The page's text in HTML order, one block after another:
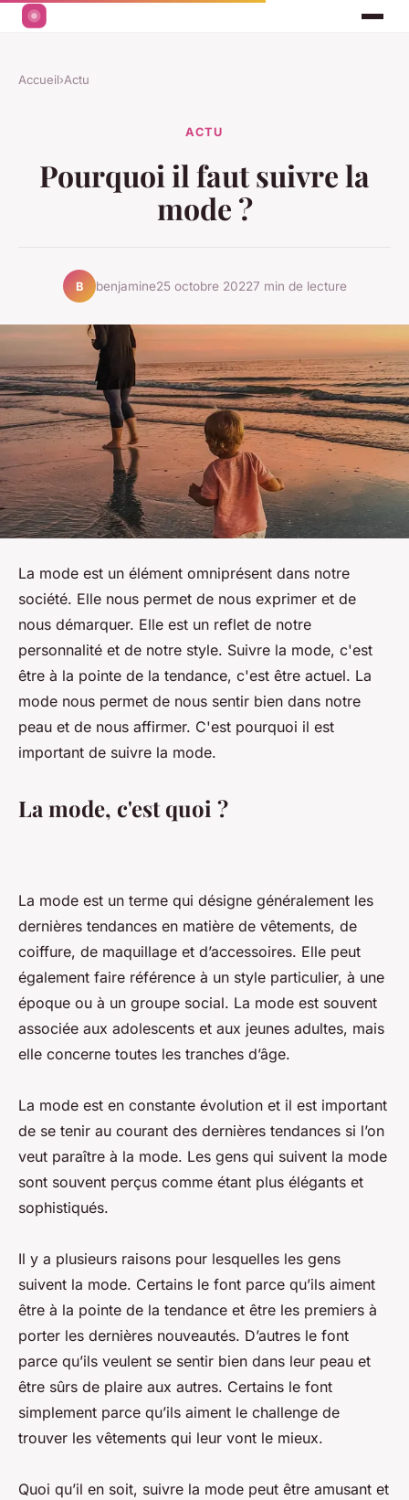
Accueil›Actu
ACTU
Pourquoi il faut suivre la
mode ?
B benjamine25 octobre 20227 min de lecture
La mode est un élément omniprésent dans notre
société. Elle nous permet de nous exprimer et de
nous démarquer. Elle est un reflet de notre
personnalité et de notre style. Suivre la mode, c'est
être à la pointe de la tendance, c'est être actuel. La
mode nous permet de nous sentir bien dans notre
peau et de nous affirmer. C'est pourquoi il est
important de suivre la mode.
La mode, c'est quoi ?
La mode est un terme qui désigne généralement les
dernières tendances en matière de vêtements, de
coiffure, de maquillage et d’accessoires. Elle peut
également faire référence à un style particulier, à une
époque ou à un groupe social. La mode est souvent
associée aux adolescents et aux jeunes adultes, mais
elle concerne toutes les tranches d’âge.
La mode est en constante évolution et il est important
de se tenir au courant des dernières tendances si l’on
veut paraître à la mode. Les gens qui suivent la mode
sont souvent perçus comme étant plus élégants et
sophistiqués.
Il y a plusieurs raisons pour lesquelles les gens
suivent la mode. Certains le font parce qu’ils aiment
être à la pointe de la tendance et être les premiers à
porter les dernières nouveautés. D’autres le font
parce qu’ils veulent se sentir bien dans leur peau et
être sûrs de plaire aux autres. Certains le font
simplement parce qu’ils aiment le challenge de
trouver les vêtements qui leur vont le mieux.
Quoi qu’il en soit, suivre la mode peut être amusant et